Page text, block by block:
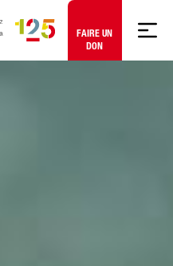
Aller au contenu
FAIRE UN
DON